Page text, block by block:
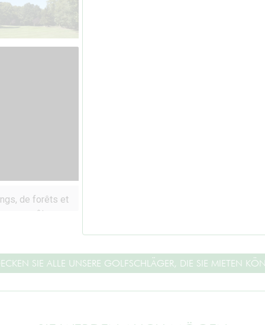
SIE ALLE UNSERE GOLFSCHLÄGER, DIE SIE MIETEN